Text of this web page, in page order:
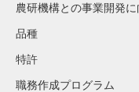
農研機構との事業開発に
品種
特許
職務作成プログラム